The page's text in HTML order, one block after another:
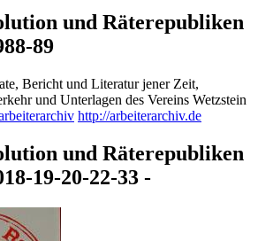
und Räterepubliken
89
Bericht und Literatur jener Zeit,
und Unterlagen des Vereins Wetzstein
http://arbeiterarchiv.de
und Räterepubliken
19-20-22-33 -